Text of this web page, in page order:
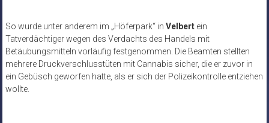
So wurde unter anderem im „Höferpark“ in Velbertein
Tatverdächtiger wegen des Verdachts des Handels mit
Betäubungsmitteln vorläufig festgenommen. Die Beamten stellten
mehrere Druckverschlusstüten mit Cannabis sicher, die er zuvor in
ein Gebüsch geworfen hatte, als er sich der Polizeikontrolle entziehen
wollte.